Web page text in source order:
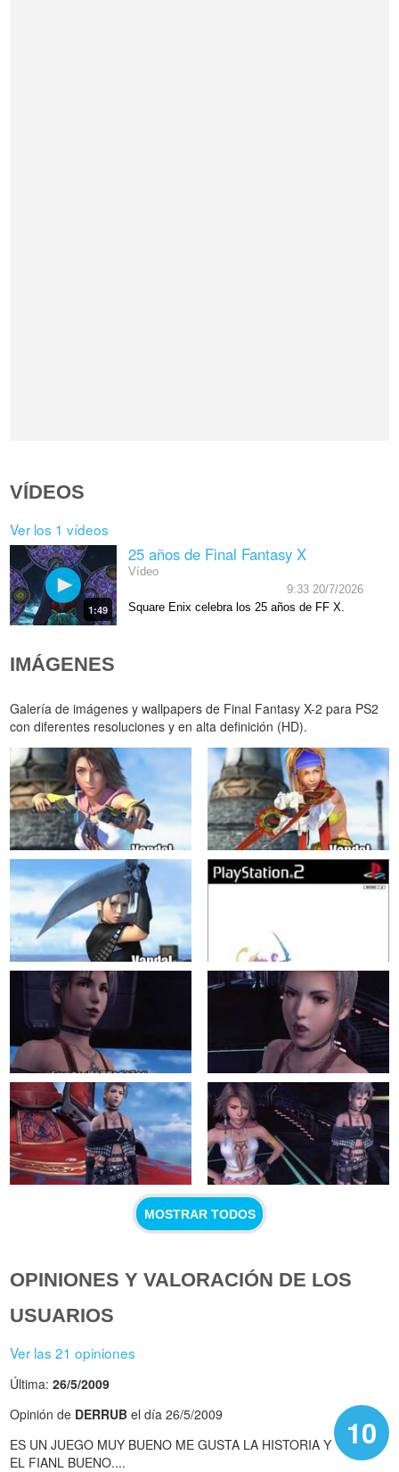
VÍDEOS
Ver los 1 vídeos
1:49
25 años de Final Fantasy X
Vídeo
9:33 20/7/2026
Square Enix celebra los 25 años de FF X.
IMÁGENES
Galería de imágenes y wallpapers de Final Fantasy X-2 para PS2
con diferentes resoluciones y en alta definición (HD).
MOSTRAR TODOS
OPINIONES Y VALORACIÓN DE LOS
USUARIOS
Ver las 21 opiniones
Última:26/5/2009
10
Opinión de DERRUB el día 26/5/2009
ES UN JUEGO MUY BUENO ME GUSTA LA HISTORIA Y
EL FIANL BUENO....